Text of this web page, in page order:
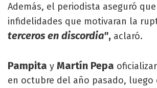
Además, el periodista aseguró
infidelidades que motivaran la
terceros en discordia", aclaró.
Pampita y Martín Pepa
en octubre del año pasado, luego